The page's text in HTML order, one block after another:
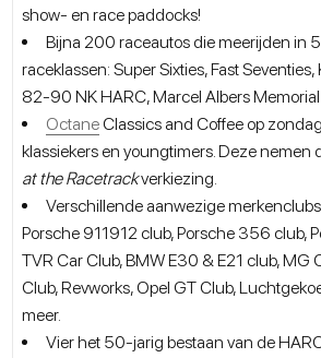
show- en race paddocks!
Bijna 200 raceautos die meerijden in
raceklassen: Super Sixties, Fast
82-90 NK HARC, Marcel Albers Memorial
Octane Classics and Coffee op
klassiekers en youngtimers. Deze nemen
at the Racetrackverkiezing.
Verschillende aanwezige
Porsche 911912 club, Porsche 356 club,
TVR Car Club, BMW E30 & E21 club, MG
Club, Revworks, Opel GT Club,
meer.
Vier het 50-jarig bestaan van de